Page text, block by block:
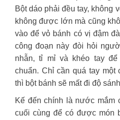
Bột dáo phải đều tay, không
không được lớn mà cũng
vào để vỏ bánh có vị đậm
công đoạn này đòi hỏi
nhẫn, tỉ mỉ và khéo tay
chuẩn. Chỉ cần quá tay một
thì bột bánh sẽ mất đi độ
Kế đến chính là nước mắm
cuối cùng để có được món